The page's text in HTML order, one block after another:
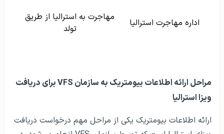
اداره مهاجرت استرالیا
مهاجرت به استرالیا از طریق
تولد
مراحل ارائه اطلاعات بیومتریک به سازمان VFS برای دریافت
ویزا استرالیا
ارائه اطلاعات بیومتریک یکی از مراحل مهم درخواست دریافت